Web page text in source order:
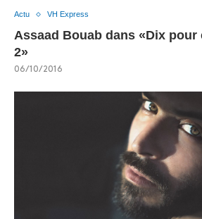
Actu VH Express
Assaad Bouab dans «Dix pour
2»
06/10/2016